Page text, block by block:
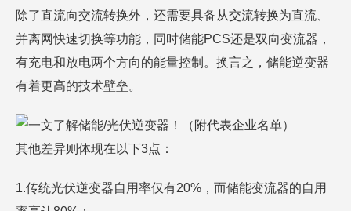
除了直流向交流转换外，还需要具备从交流转换为直流、
并离网快速切换等功能，同时储能PCS还是双向变流器，
有充电和放电两个方向的能量控制。换言之，储能逆变器
有着更高的技术壁垒。
其他差异则体现在以下3点：
1.传统光伏逆变器自用率仅有20%，而储能变流器的自用